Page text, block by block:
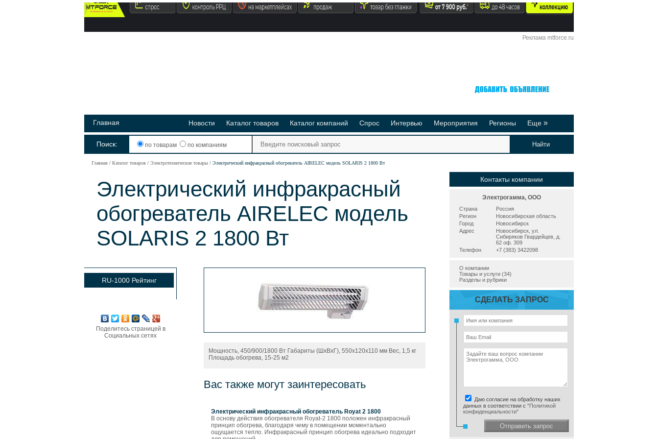
Реклама mtforce.ru
Главная Новости Каталог товаров Каталог компаний Спрос Интервью Мероприятия Регионы Еще »
Реклама на сайте
Поиск: по товарам по компаниям
Главная Каталог товаров Электротехнические товары Электрический инфракрасный обогреватель AIRELEC модель SOLARIS 2 1800 Вт
Электрический инфракрасный
обогреватель AIRELEC модель
SOLARIS 2 1800 Вт
RU-1000 Рейтинг
Поделитесь страницей в
Социальных сетях
Мощность, 450/900/1800 Вт Габариты (ШхВхГ), 550х120х110 мм Вес, 1,5 кг
Площадь обогрева, 15-25 м2
Вас также могут заинтересовать
Электрический инфракрасный обогреватель Royat 2 1800
В основу действия обогревателя Royat-2 1800 положен инфракрасный
принцип обогрева, благодаря чему в помещении моментально
ощущается тепло. Инфракрасный принцип обогрева идеально подходит
Контакты компании
Электрогамма, ООО
Страна
Россия
Регион
Новосибирская область
Город
Новосибирск
Адрес
Новосибирск, ул.
Сибиряков Гвардейцев, д.
62 оф. 309
Телефон
+7 (383) 3422098
О компании
Товары и услуги (34)
Разделы и рубрики
СДЕЛАТЬ ЗАПРОС
Даю согласие на обработку наших
данных в соответствии с "Политикой
конфиденциальности"
Отправить запрос